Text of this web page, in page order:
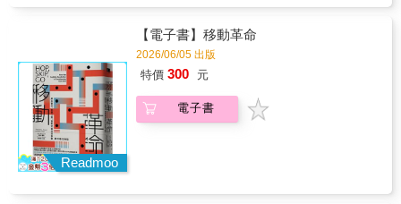
《潰雪》作者「在當前關於AI將如何影響人類
命運的激烈辯論中，霍夫曼提出了深思熟慮且
立基於現實的樂觀。邀請所有人思考：我們想
追求什麼樣的未來、如何主動打造，而不是被
動等待。」──強納森•齊崔恩（Jonathan
Zittrain）｜哈佛大學法律、電腦科學與公共政
都華（Rory Stewart）｜耶魯大學教授、英國前
創意與改善思維，開創AI時代的高效營運哲
學。4.從個人到組織的實踐指南從領導者到職
場人皆適用，培養創業精神、專業素養與永續
競爭力。【推薦人】劉奕酉 鉑澈行銷顧問策略
長【好評推薦】這本突破性著作開創了全新的
創業行銷領域，提倡以卓越營運為重點，帶動
《品牌的未來》（The Future of Purpose-
的長期競爭力深入豐田的DNA，看「持續改善
（Kaizen）」如何將永續目標與日常工作無縫
無資源小島如何憑藉嚴謹的專業管理與人才培
育，打造出世界第一的航空與物流樞紐。․中國
｜陰陽平衡的高速進化剖析中國企業（如比亞
啟發：1.掌握AI與數據應用：說明如何透過新
潮中遭到淘汰。【各界盛譽】「本書是一窺區
是瞭解如何實作區塊鏈解決方案的絕佳途
徑。」──馬克．魯西諾維奇（Mark
Russinovich），Microsoft Azure科技長與技術
專家，悉心描繪全球經濟和社會典範大規模轉
移的概況，規模之大，使舊有的典範相形失
殺競爭、壟斷&hellip;&hellip; 2004年1月，馬雲
做出近代金融史上最重大的決定：「現在馬上
啟動支付寶，就是現在，立刻行動。如果有人
必須為此入獄，我去！」 然而，前面有一條不
可跨越的紅線&mdash;&mdash; 為了防範金融
風險，中國政府開始進行干預：重新控制金融
緣，這個改變的背後力量源自中國，不論是從
Readmoo
【電子書】移動革命
2026/06/05 出版
特價 300 元
電子書